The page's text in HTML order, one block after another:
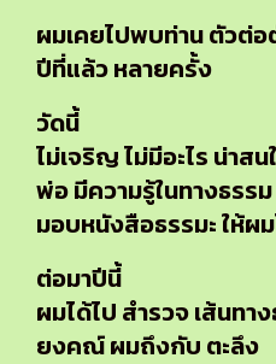
ผมเคยไปพบท่าน ตัวต่อ
ปีที่แล้ว หลายครั้ง
วัดนี้
ไม่เจริญ ไม่มีอะไร น่าส
พ่อ มีความรู้ในทางธรร
มอบหนังสือธรรมะ ให้ผ
ต่อมาปีนี้
ผมได้ไป สำรวจ เส้นท
ยงคณ์ ผมถึงกับ ตะลึง